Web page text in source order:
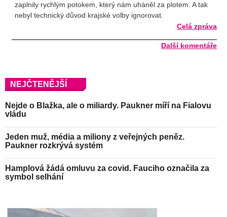
zaplnily rychlým potokem, který nám uháněl za plotem. A tak
nebyl technický důvod krajské volby ignorovat.
Celá zpráva
Další komentáře
NEJČTENĚJŠÍ
Nejde o Blažka, ale o miliardy. Paukner míří na Fialovu
vládu
Jeden muž, média a miliony z veřejných peněz.
Paukner rozkrývá systém
Hamplová žádá omluvu za covid. Fauciho označila za
symbol selhání